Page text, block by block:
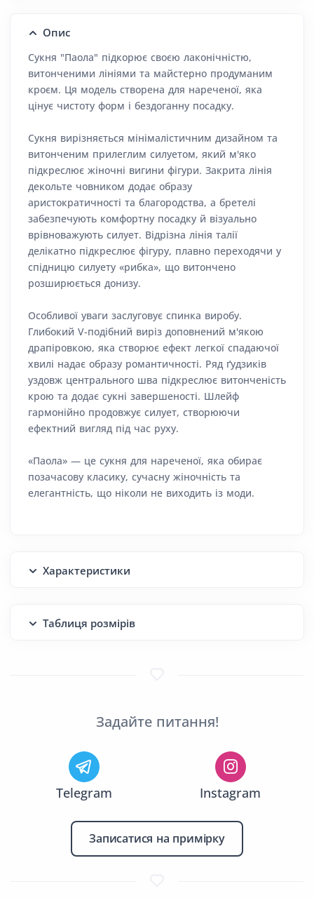
Опис
Сукня "Паола" підкорює своєю лаконічністю,
витонченими лініями та майстерно продуманим
кроєм. Ця модель створена для нареченої, яка
цінує чистоту форм і бездоганну посадку.
Сукня вирізняється мінімалістичним дизайном та
витонченим прилеглим силуетом, який м'яко
підкреслює жіночні вигини фігури. Закрита лінія
декольте човником додає образу
аристократичності та благородства, а бретелі
забезпечують комфортну посадку й візуально
врівноважують силует. Відрізна лінія талії
делікатно підкреслює фігуру, плавно переходячи у
спідницю силуету «рибка», що витончено
розширюється донизу.
Особливої уваги заслуговує спинка виробу.
Глибокий V-подібний виріз доповнений м'якою
драпіровкою, яка створює ефект легкої спадаючої
хвилі надає образу романтичності. Ряд ґудзиків
уздовж центрального шва підкреслює витонченість
крою та додає сукні завершеності. Шлейф
гармонійно продовжує силует, створюючи
ефектний вигляд під час руху.
«Паола» — це сукня для нареченої, яка обирає
позачасову класику, сучасну жіночність та
елегантність, що ніколи не виходить із моди.
Характеристики
Таблиця розмірів
Задайте питання!
Telegram Instagram
Записатися на примірку